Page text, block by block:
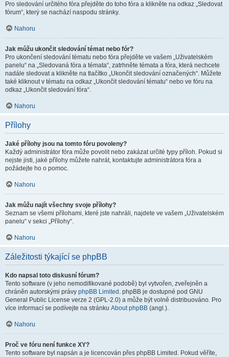
Pro sledování určitého fóra přejděte do toho fóra a klikněte na odkaz „Sledovat
fórum“, který se nachází naspodu stránky.
Nahoru
Jak můžu ukončit sledování témat nebo fór?
Pro ukončení sledování tématu nebo fóra přejděte ve vašem „Uživatelském
panelu“ na „Sledovaná fóra a témata“, zatrhněte témata a fóra, která nechcete
nadále sledovat a klikněte na tlačítko „Ukončit sledování označených“. Můžete
také kliknout v tématu na odkaz „Ukončit sledování tématu“ nebo ve fóru na
odkaz „Ukončit sledování fóra“.
Nahoru
Přílohy
Jaké přílohy jsou na tomto fóru povoleny?
Každý administrátor fóra může povolit nebo zakázat určité typy příloh. Pokud si
nejste jisti, jaké přílohy můžete nahrát, kontaktujte administrátora fóra a
požádejte ho o pomoc.
Nahoru
Jak můžu najít všechny svoje přílohy?
Seznam se všemi přílohami, které jste nahráli, najdete ve vašem „Uživatelském
panelu“ v sekci „Přílohy“.
Nahoru
Záležitosti týkající se phpBB
Kdo napsal toto diskusní fórum?
Tento software (v jeho nemodifikované podobě) byl vytvořen, zveřejněn a
chráněn autorskými právy phpBB Limited . phpBB je dostupné pod GNU
General Public License verze 2 (GPL-2.0) a může být volně distribuováno. Pro
více informací se podívejte na stránku About phpBB (angl.).
Nahoru
Proč ve fóru není funkce XY?
Tento software byl napsán a je licencován přes phpBB Limited. Pokud věříte,